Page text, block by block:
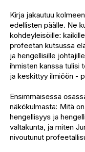
Kirja jakautuu
edellisten päälle. Ne
kohdeyleisöille:
profeetan kutsussa
ja hengellisille
ihmisten kanssa tulisi
ja keskittyy ilmiöön -
Ensimmäisessä
näkökulmasta: Mitä
hengellisyys ja
valtakunta, ja miten
nivoutunut